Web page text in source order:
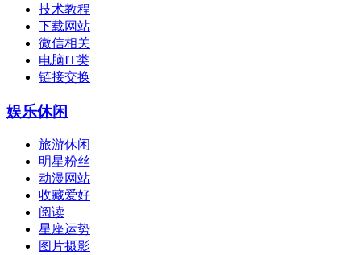
技术教程
下载网站
微信相关
电脑IT类
链接交换
娱乐休闲
旅游休闲
明星粉丝
动漫网站
收藏爱好
阅读
星座运势
图片摄影